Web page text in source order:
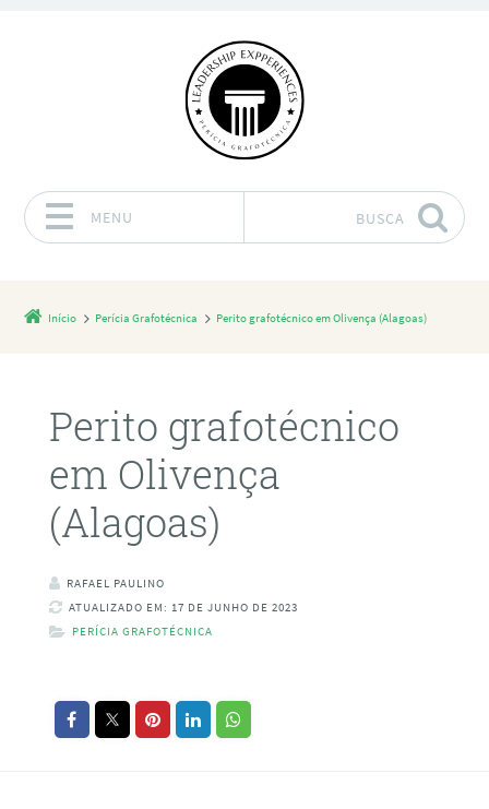
MENU BUSCA
Início Perícia Grafotécnica Perito grafotécnico em Olivença (Alagoas)
Perito grafotécnico
em Olivença
(Alagoas)
RAFAEL PAULINO
ATUALIZADO EM: 17 DE JUNHO DE 2023
PERÍCIA GRAFOTÉCNICA